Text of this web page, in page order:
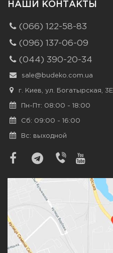
НАШИ КОНТАКТЫ
(066) 122-58-83
(096) 137-06-09
(044) 390-20-34
sale@budeko.com.ua
г. Киев, ул. Богатырская, 3Е
Пн-Пт: 08:00 - 18:00
Сб: 09:00 - 16:00
Вс: выходной